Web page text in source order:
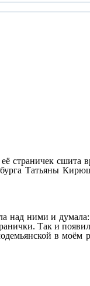
страничек сшита
Татьяны
над ними и
Так и
в